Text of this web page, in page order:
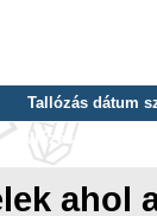
Tallózás dátum
Tallózás kulcsszó
ahol